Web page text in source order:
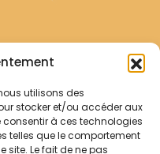
utilisons des
stocker et/ou accéder aux
à ces technologies
telles que le comportement
site. Le fait de ne pas